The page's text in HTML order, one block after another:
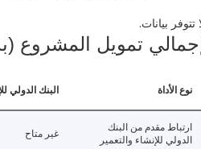
تتوفر بيانات.
إجمالي تمويل المشروع
نوع الأداة البنك الدولي
ارتباط مقدم من البنك
الدولي للإنشاء والتعمير
غير متاح